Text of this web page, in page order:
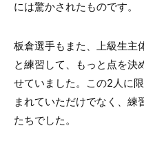
には驚かされたものです。
板倉選手もまた、上級生主
と練習して、もっと点を決
せていました。この2人に
まれていただけでなく、
たちでした。